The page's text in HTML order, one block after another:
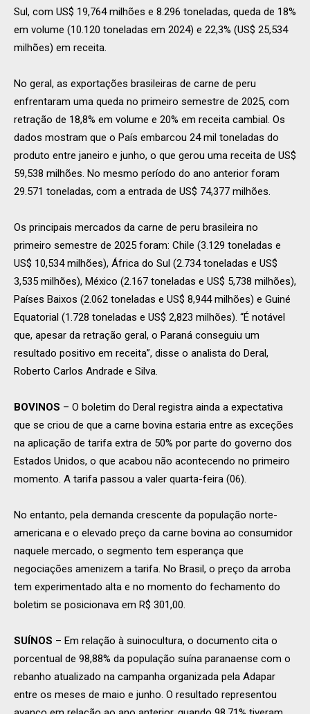
Sul, com US$ 19,764 milhões e 8.296 toneladas, queda de 18%
em volume (10.120 toneladas em 2024) e 22,3% (US$ 25,534
milhões) em receita.
No geral, as exportações brasileiras de carne de peru
enfrentaram uma queda no primeiro semestre de 2025, com
retração de 18,8% em volume e 20% em receita cambial. Os
dados mostram que o País embarcou 24 mil toneladas do
produto entre janeiro e junho, o que gerou uma receita de US$
59,538 milhões. No mesmo período do ano anterior foram
29.571 toneladas, com a entrada de US$ 74,377 milhões.
Os principais mercados da carne de peru brasileira no
primeiro semestre de 2025 foram: Chile (3.129 toneladas e
US$ 10,534 milhões), África do Sul (2.734 toneladas e US$
3,535 milhões), México (2.167 toneladas e US$ 5,738 milhões),
Países Baixos (2.062 toneladas e US$ 8,944 milhões) e Guiné
Equatorial (1.728 toneladas e US$ 2,823 milhões). “É notável
que, apesar da retração geral, o Paraná conseguiu um
resultado positivo em receita”, disse o analista do Deral,
Roberto Carlos Andrade e Silva.
BOVINOS – O boletim do Deral registra ainda a expectativa
que se criou de que a carne bovina estaria entre as exceções
na aplicação de tarifa extra de 50% por parte do governo dos
Estados Unidos, o que acabou não acontecendo no primeiro
momento. A tarifa passou a valer quarta-feira (06).
No entanto, pela demanda crescente da população norte-
americana e o elevado preço da carne bovina ao consumidor
naquele mercado, o segmento tem esperança que
negociações amenizem a tarifa. No Brasil, o preço da arroba
tem experimentado alta e no momento do fechamento do
boletim se posicionava em R$ 301,00.
SUÍNOS – Em relação à suinocultura, o documento cita o
porcentual de 98,88% da população suína paranaense com o
rebanho atualizado na campanha organizada pela Adapar
entre os meses de maio e junho. O resultado representou